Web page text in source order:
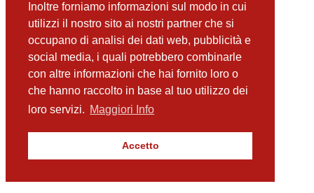
Inoltre forniamo informazioni sul modo in cui
utilizzi il nostro sito ai nostri partner che si
occupano di analisi dei dati web, pubblicità e
social media, i quali potrebbero combinarle
con altre informazioni che hai fornito loro o
che hanno raccolto in base al tuo utilizzo dei
loro servizi. Maggiori Info
Accetto